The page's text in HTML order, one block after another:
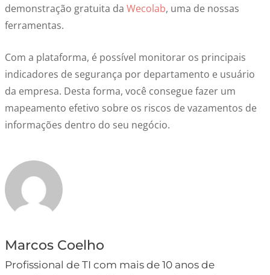
demonstração gratuita da Wecolab, uma de nossas
ferramentas.
Com a plataforma, é possível monitorar os principais
indicadores de segurança por departamento e usuário
da empresa. Desta forma, você consegue fazer um
mapeamento efetivo sobre os riscos de vazamentos de
informações dentro do seu negócio.
Marcos Coelho
Profissional de TI com mais de 10 anos de